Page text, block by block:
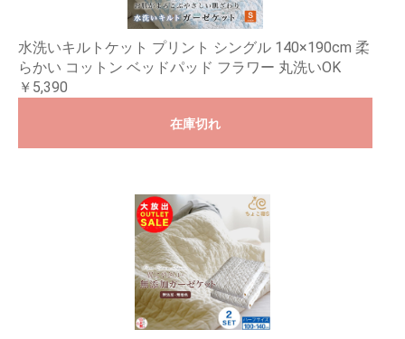
水洗いキルトケット プリント シングル 140×190cm 柔
らかい コットン ベッドパッド フラワー 丸洗いOK
￥5,390
在庫切れ